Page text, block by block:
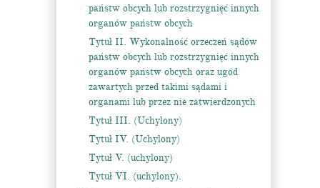
państw obcych lub rozstrzygnięć innych
organów państw obcych
Tytuł II. Wykonalność orzeczeń sądów
państw obcych lub rozstrzygnięć innych
organów państw obcych oraz ugód
zawartych przed takimi sądami i
organami lub przez nie zatwierdzonych
Tytuł III. (Uchylony)
Tytuł IV. (Uchylony)
Tytuł V. (uchylony)
Tytuł VI. (uchylony).